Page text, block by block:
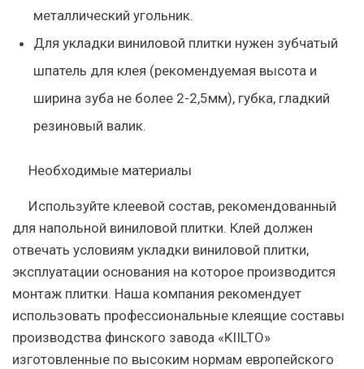
металлический угольник.
Для укладки виниловой плитки нужен зубчатый
шпатель для клея (рекомендуемая высота и
ширина зуба не более 2-2,5мм), губка, гладкий
резиновый валик.
Необходимые материалы
Используйте клеевой состав, рекомендованный
для напольной виниловой плитки. Клей должен
отвечать условиям укладки виниловой плитки,
эксплуатации основания на которое производится
монтаж плитки. Наша компания рекомендует
использовать профессиональные клеящие составы
производства финского завода «KIILTO»
изготовленные по высоким нормам европейского